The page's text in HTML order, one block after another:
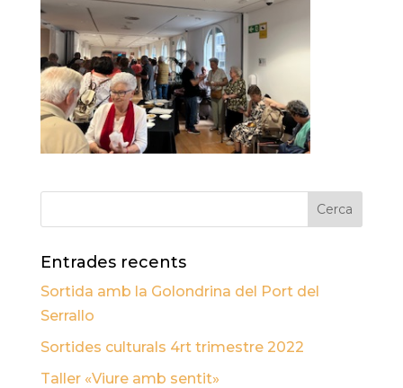
Entrades recents
Sortida amb la Golondrina del Port del
Serrallo
Sortides culturals 4rt trimestre 2022
Taller «Viure amb sentit»